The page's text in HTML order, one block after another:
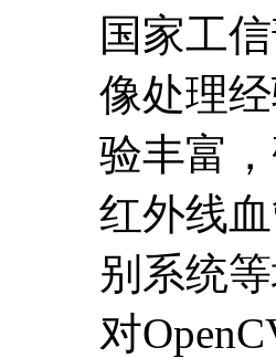
国家工
像处理
验丰富
红外线
别系统
对